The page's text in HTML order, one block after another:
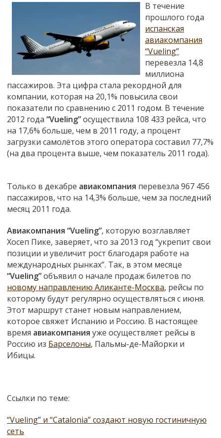
В течение
прошлого года
испанская
авиакомпания
“Vueling”
перевезла 14,8
миллиона
пассажиров. Эта цифра стала рекордной для
компании, которая на 20,1% повысила свои
показатели по сравнению с 2011 годом. В течение
2012 года “Vueling”осуществила 108 433 рейса, что
на 17,6% больше, чем в 2011 году, а процент
загрузки самолётов этого оператора составил 77,7%
(на два процента выше, чем показатель 2011 года).
Только в декабре авиакомпания перевезла 967 456
пассажиров, что на 14,3% больше, чем за последний
месяц 2011 года.
Авиакомпания “Vueling”, которую возглавляет
Хосеп Пике, заверяет, что за 2013 год “укрепит свои
позиции и увеличит рост благодаря работе на
международных рынках”. Так, в этом месяце
“Vueling”объявил о начале продаж билетов по
новому направлению Аликанте-Москва, рейсы по
которому будут регулярно осуществляться с июня.
Этот маршрут станет новым направлением,
которое свяжет Испанию и Россию. В настоящее
время авиакомпания уже осуществляет рейсы в
Россию из Барселоны, Пальмы-де-Майорки и
Ибицы.
Ссылки по теме:
“Vueling” и “Catalonia” создают новую гостиничную
сеть